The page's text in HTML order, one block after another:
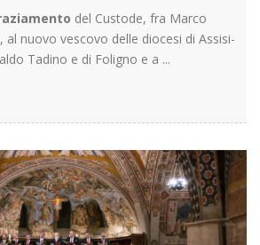
del Custode, fra Marco
al nuovo vescovo delle diocesi di Assisi-
Tadino e di Foligno e a ...